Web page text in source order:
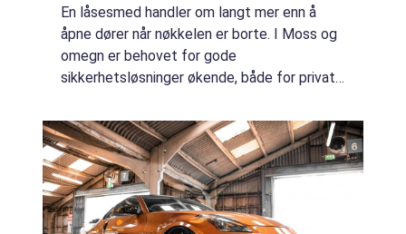
En låsesmed handler om langt mer enn å
åpne dører når nøkkelen er borte. I Moss og
omegn er behovet for gode
sikkerhetsløsninger økende, både for private
mennesker skal beskyttes, spiller riktig lås,
nøkk...